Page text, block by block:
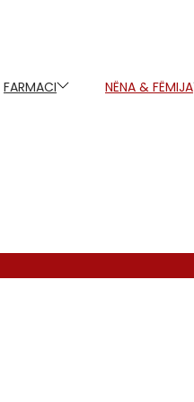
FARMACI NËNA & FËMIJA